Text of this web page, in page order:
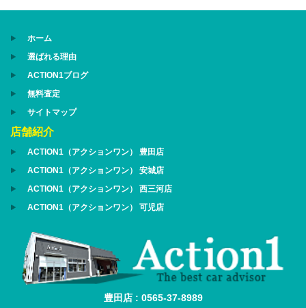
ホーム
選ばれる理由
ACTION1ブログ
無料査定
サイトマップ
店舗紹介
ACTION1（アクションワン） 豊田店
ACTION1（アクションワン） 安城店
ACTION1（アクションワン） 西三河店
ACTION1（アクションワン） 可児店
豊田店 : 0565-37-8989